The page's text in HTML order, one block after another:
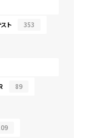
ト 353
89